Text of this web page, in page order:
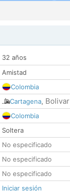
32 años
Amistad
Colombia
Cartagena, Bolivar
Colombia
Soltera
No especificado
No especificado
No especificado
Iniciar sesión